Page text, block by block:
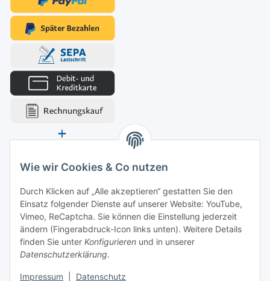
Wie wir Cookies & Co nutzen
Durch Klicken auf „Alle akzeptieren“ gestatten Sie den
Einsatz folgender Dienste auf unserer Website: YouTube,
Vimeo, ReCaptcha. Sie können die Einstellung jederzeit
ändern (Fingerabdruck-Icon links unten). Weitere Details
finden Sie unter Konfigurieren und in unserer
Datenschutzerklärung.
Impressum Datenschutz